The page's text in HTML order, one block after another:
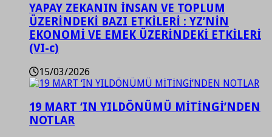
YAPAY ZEKANIN İNSAN VE TOPLUM
ÜZERİNDEKİ BAZI ETKİLERİ : YZ’NİN
EKONOMİ VE EMEK ÜZERİNDEKİ ETKİLERİ
(VI-c)
15/03/2026
19 MART ‘IN YILDÖNÜMÜ MİTİNGİ’NDEN
NOTLAR